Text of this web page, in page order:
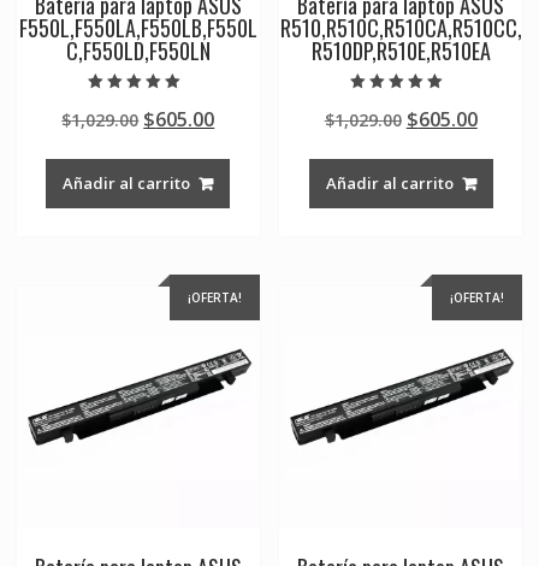
F550L,F550LA,F550LB,F550L
C,F550LD,F550LN
5.00
de 5
$1,029.00 Original
was:
$1,029.00.
$605.00Current
Añadir al carrito
R510,R510C,R510CA,R510CC,
R510DP,R510E,R510EA
5.00
de 5
$1,029.00 Original
was:
$1,029.00.
$605.00
Añadir al carrito
¡OFERTA! ¡OFERTA!